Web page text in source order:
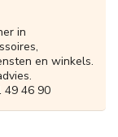
in
en winkels.
49 46 90